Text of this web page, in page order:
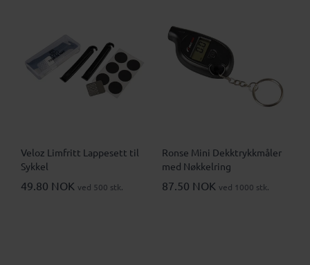
Veloz Limfritt Lappesett til
Sykkel
49.80 NOK ved 500 stk.
Ronse Mini Dekktrykkmåler
med Nøkkelring
87.50 NOK ved 1000 stk.